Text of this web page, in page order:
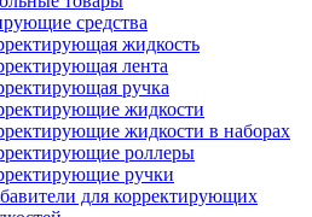
средства
жидкость
лента
ручка
жидкости
жидкости в наборах
роллеры
ручки
для корректирующих